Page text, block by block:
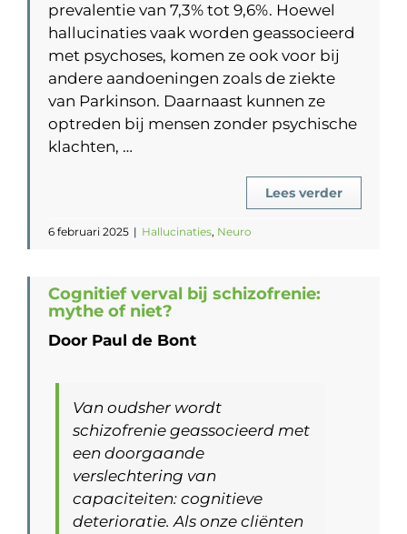
prevalentie van 7,3% tot 9,6%. Hoewel
hallucinaties vaak worden geassocieerd
met psychoses, komen ze ook voor bij
andere aandoeningen zoals de ziekte
van Parkinson. Daarnaast kunnen ze
optreden bij mensen zonder psychische
klachten, …
Lees verder
6 februari 2025 | Hallucinaties, Neuro
Cognitief verval bij schizofrenie:
mythe of niet?
Door Paul de Bont
Van oudsher wordt
schizofrenie geassocieerd met
een doorgaande
verslechtering van
capaciteiten: cognitieve
deterioratie. Als onze cliënten